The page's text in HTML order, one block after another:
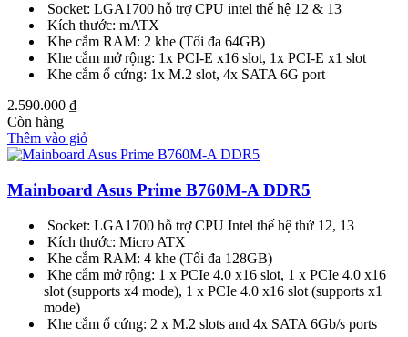
Socket: LGA1700 hỗ trợ CPU intel thế hệ 12 & 13
Kích thước: mATX
Khe cắm RAM: 2 khe (Tối đa 64GB)
Khe cắm mở rộng: 1x PCI-E x16 slot, 1x PCI-E x1 slot
Khe cắm ổ cứng: 1x M.2 slot, 4x SATA 6G port
2.590.000 ₫
Còn hàng
Thêm vào giỏ
Mainboard Asus Prime B760M-A DDR5
Socket: LGA1700 hỗ trợ CPU Intel thế hệ thứ 12, 13
Kích thước: Micro ATX
Khe cắm RAM: 4 khe (Tối đa 128GB)
Khe cắm mở rộng: 1 x PCIe 4.0 x16 slot, 1 x PCIe 4.0 x16
slot (supports x4 mode), 1 x PCIe 4.0 x16 slot (supports x1
mode)
Khe cắm ổ cứng: 2 x M.2 slots and 4x SATA 6Gb/s ports